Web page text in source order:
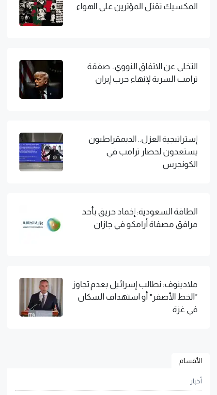
المكسيك تقتل المؤثرين على الهواء
التخلي عن الاتفاق النووي.. صفقة
ترامب السرية لإنهاء حرب إيران
إستراتيجية العزل.. الديمقراطيون
يستعدون لحصار ترامب في
الكونجرس
الطاقة السعودية: إخماد حريق بأحد
مرافق مصفاة أرامكو في جازان
ملادينوف: نطالب إسرائيل بعدم تجاوز
"الخط الأصفر" أو استهداف السكان
في غزة
الأقسام
أخبار